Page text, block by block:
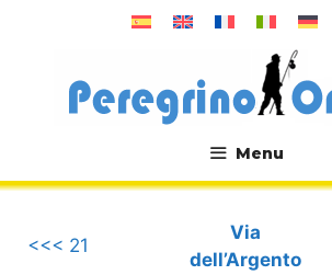
Menu
.
<<< 21
Via
dell’Argento